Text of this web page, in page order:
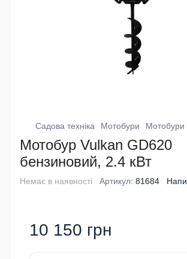
Садова техніка Мотобури Мотобури
Мотобур Vulkan GD620
бензиновий, 2.4 кВт
Немає в наявності Артикул: 81684
10 150 грн